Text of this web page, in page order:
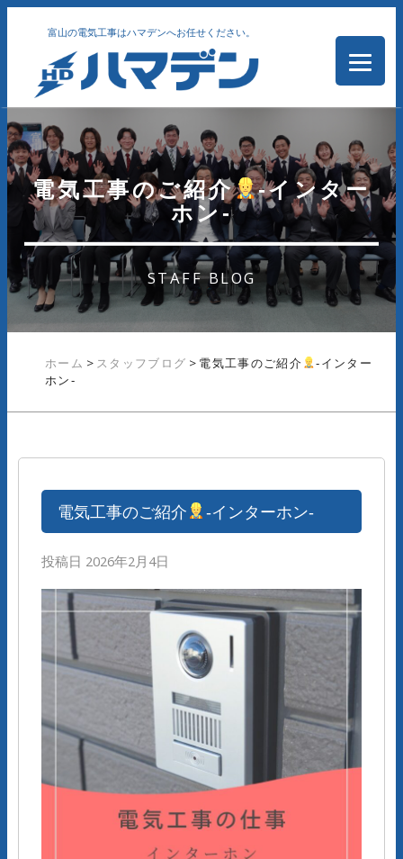
富山の電気工事はハマデンへお任せください。
電気工事のご紹介 ‐インター
ホン‐
STAFF BLOG
ホーム > スタッフブログ > 電気工事のご紹介
‐インター
ホン‐
電気工事のご紹介 ‐インターホン‐
投稿日 2026年2月4日